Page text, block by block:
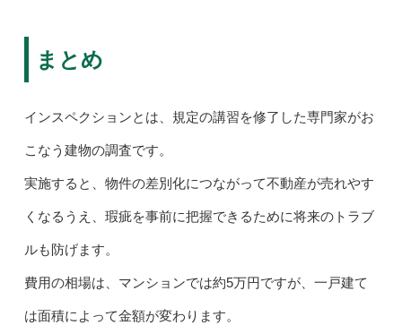
まとめ
インスペクションとは、規定の講習を修了した専門家がお
こなう建物の調査です。
実施すると、物件の差別化につながって不動産が売れやす
くなるうえ、瑕疵を事前に把握できるために将来のトラブ
ルも防げます。
費用の相場は、マンションでは約5万円ですが、一戸建て
は面積によって金額が変わります。